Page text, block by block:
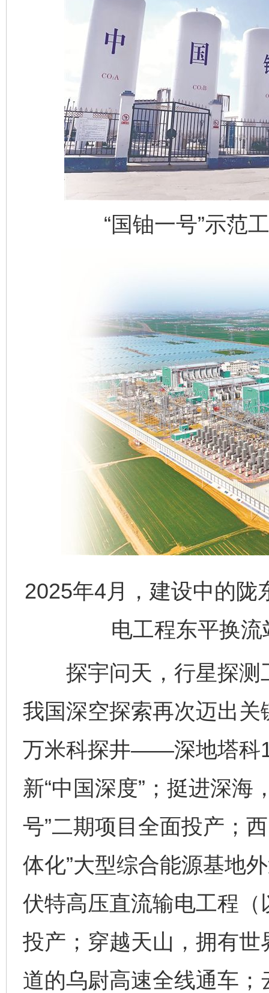
“国铀一号”示范
2025年4月，建设中的
电工程东平换
探宇问天，行星探测
我国深空探索再次迈出
万米科探井——深地塔科
新“中国深度”；挺进深海
号”二期项目全面投产；
体化”大型综合能源基
伏特高压直流输电工程（
投产；穿越天山，拥有
道的乌尉高速全线通车；